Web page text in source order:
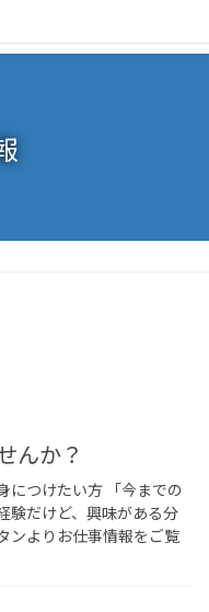
んか？
につけたい方 「今までの
験だけど、興味がある分
ンよりお仕事情報をご覧